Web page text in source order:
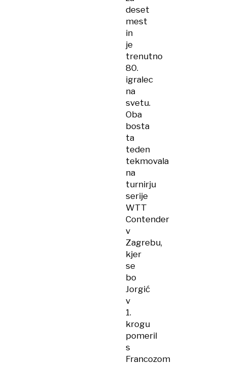
deset
mest
in
je
trenutno
80.
igralec
na
svetu.
Oba
bosta
ta
teden
tekmovala
na
turnirju
serije
WTT
Contender
v
Zagrebu,
kjer
se
bo
Jorgić
v
1.
krogu
pomeril
s
Francozom